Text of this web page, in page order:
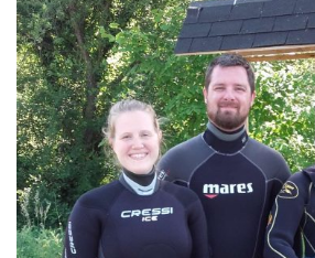
BIO SUB
Environnement et Biologie Sub
Formations
Lac Merveilleux
AUDIOVISUEL
Photo
Vidéo